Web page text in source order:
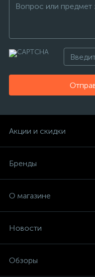
Акции и скидки
Бренды
О магазине
Новости
Обзоры